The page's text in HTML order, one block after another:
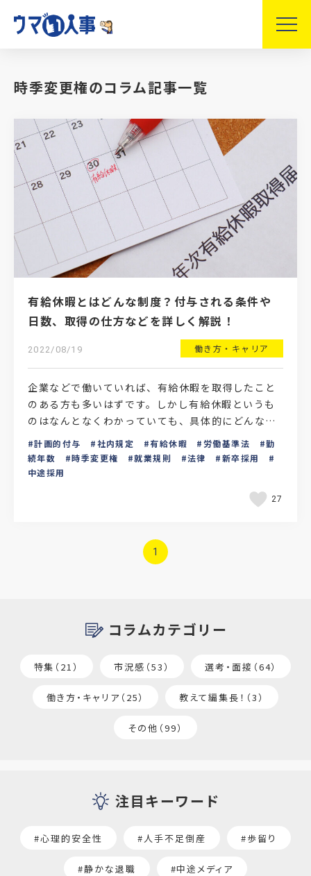
時季変更権のコラム記事一覧
有給休暇とはどんな制度？付与される条件や
日数、取得の仕方などを詳しく解説！
2022/08/19 働き方・キャリア
企業などで働いていれば、有給休暇を取得したこと
のある方も多いはずです。しかし有給休暇というも
のはなんとなくわかっていても、具体的にどんな制
度なのかまでは分からない方もいるのではないでし
ょうか。「有給休…
計画的付与 社内規定 有給休暇 労働基準法
勤
続年数
時季変更権 就業規則 法律
新卒採用
中途採用
27
1
コラムカテゴリー
特集（21） 市況感（53） 選考・面接（64）
働き方・キャリア（25） 教えて編集長！（3）
その他（99）
注目キーワード
#心理的安全性 #人手不足倒産 #歩留り
#静かな退職 #中途メディア